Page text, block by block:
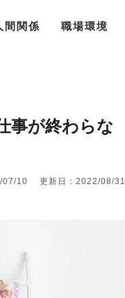
間関係 職場環境
事が終わらな
07/10 更新日：2022/08/31